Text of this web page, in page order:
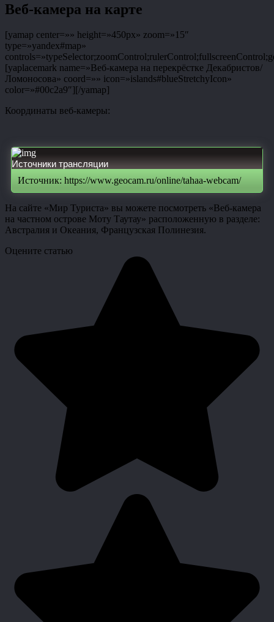
Веб-камера на карте
[yamap center=»» height=»450px» zoom=»15″
type=»yandex#map»
[yaplacemark name=»Веб-камера на перекрёстке Декабристов/
Ломоносова» coord=»» icon=»islands#blueStretchyIcon»
color=»#00c2a9″][/yamap]
Координаты веб-камеры:
Источники трансляции
Источник: https://www.geocam.ru/online/tahaa-webcam/
На сайте «Мир Туриста» вы можете посмотреть «Веб-камера
на частном острове Моту Таутау» расположенную в разделе:
Австралия и Океания, Французская Полинезия.
Оцените статью